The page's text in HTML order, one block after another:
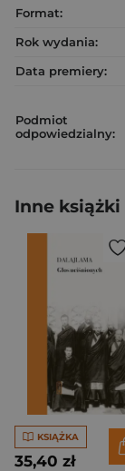
Format:
Rok wydania:
Data premiery:
Podmiot
odpowiedzialny:
Inne książki
KSIĄŻKA
35,40 zł